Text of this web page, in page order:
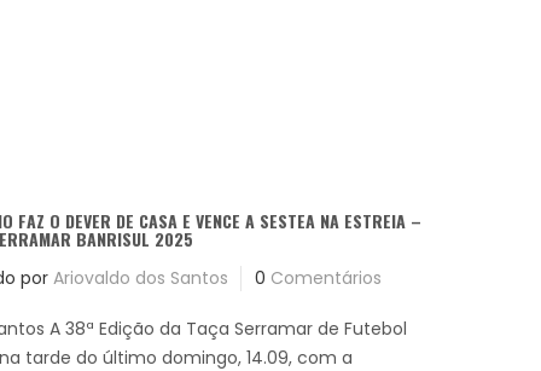
FAZ O DEVER DE CASA E VENCE A SESTEA NA ESTREIA –
BANRISUL 2025
por Ariovaldo dos Santos 0 Comentários
A 38ª Edição da Taça Serramar de Futebol
tarde do último domingo, 14.09, com a